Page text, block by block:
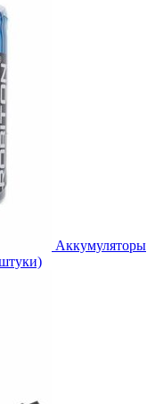
Аккумуляторы